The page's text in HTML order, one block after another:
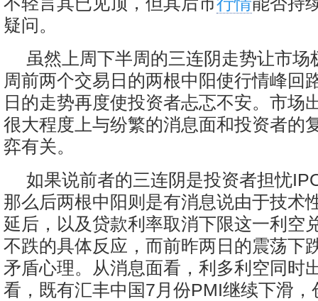
疑问。
虽然上周下半周的三连阴走势让市场
周前两个交易日的两根中阳使行情峰回
日的走势再度使投资者忐忑不安。市场
很大程度上与纷繁的消息面和投资者的
弈有关。
如果说前者的三连阴是投资者担忧
那么后两根中阳则是有消息说由于技术
延后，以及贷款利率取消下限这一利空
不跌的具体反应，而前昨两日的震荡下
矛盾心理。从消息面看，利多利空同时
看，既有汇丰中国7月份PMI继续下滑，